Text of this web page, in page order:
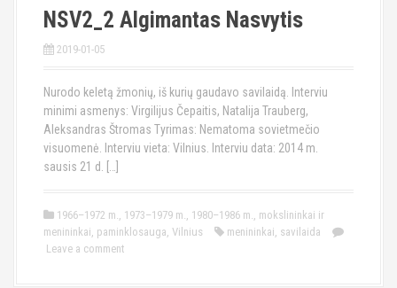
NSV2_2 Algimantas Nasvytis
2019-01-05
Nurodo keletą žmonių, iš kurių gaudavo savilaidą. Interviu
minimi asmenys: Virgilijus Čepaitis, Natalija Trauberg,
Aleksandras Štromas Tyrimas: Nematoma sovietmečio
visuomenė. Interviu vieta: Vilnius. Interviu data: 2014 m.
sausis 21 d. […]
1966–1972 m., 1973–1979 m., 1980–1986 m., mokslininkai ir
menininkai, paminklosauga, Vilnius menininkai, savilaida
Leave a comment